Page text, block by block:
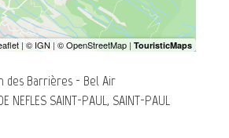
des Barrières - Bel Air
NEFLES SAINT-PAUL, SAINT-PAUL